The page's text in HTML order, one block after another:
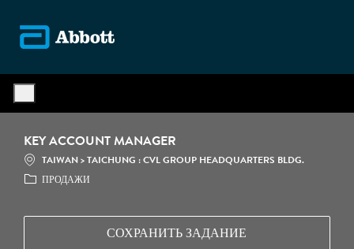
KEY ACCOUNT MANAGER
МЕСТОПОЛОЖЕНИЕ
TAIWAN > TAICHUNG : CVL GROUP HEADQUARTERS BLDG.
ПРОДАЖИ
СОХРАНИТЬ ЗАДАНИЕ